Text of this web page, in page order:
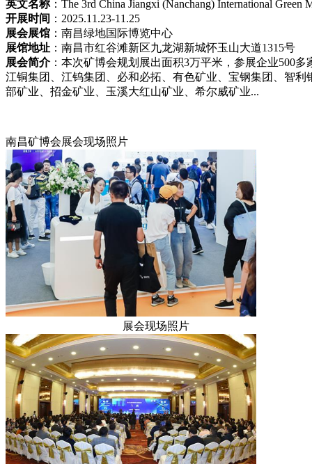
英文名称：The 3rd China Jiangxi (Nanchang) International Green
开展时间 ：2025.11.23-11.25
展会展馆 ：南昌绿地国际博览中心
展馆地址 ：南昌市红谷滩新区九龙湖新城怀玉山大道1315号
展会简介：本次矿博会规划展出面积3万平米，参展企业500
江铜集团、江钨集团、必和必拓、有色矿业、宝钢集团、智
部矿业、招金矿业、玉溪大红山矿业、希尔威矿业...
南昌矿博会展会现场照片
展会现场照片